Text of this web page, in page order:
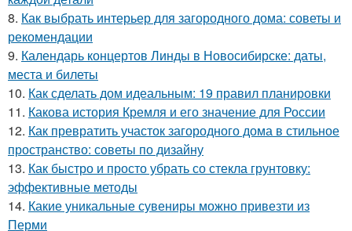
8. Как выбрать интерьер для загородного дома: советы и
рекомендации
9. Календарь концертов Линды в Новосибирске: даты,
места и билеты
10. Как сделать дом идеальным: 19 правил планировки
11. Какова история Кремля и его значение для России
12. Как превратить участок загородного дома в стильное
пространство: советы по дизайну
13. Как быстро и просто убрать со стекла грунтовку:
эффективные методы
14. Какие уникальные сувениры можно привезти из
Перми